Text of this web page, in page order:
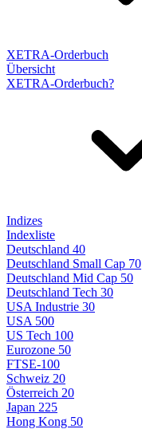
XETRA-Orderbuch
Übersicht
XETRA-Orderbuch?
Indizes
Indexliste
Deutschland 40
Deutschland Small Cap 70
Deutschland Mid Cap 50
Deutschland Tech 30
USA Industrie 30
USA 500
US Tech 100
Eurozone 50
FTSE-100
Schweiz 20
Österreich 20
Japan 225
Hong Kong 50